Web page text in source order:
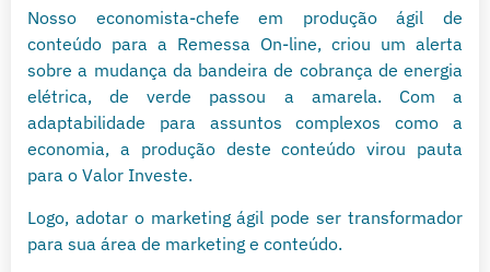
Nosso economista-chefe em produção ágil de
conteúdo para a Remessa On-line, criou um alerta
sobre a mudança da bandeira de cobrança de energia
elétrica, de verde passou a amarela. Com a
adaptabilidade para assuntos complexos como a
economia, a produção deste conteúdo virou pauta
para o Valor Investe.
Logo, adotar o marketing ágil pode ser transformador
para sua área de marketing e conteúdo.